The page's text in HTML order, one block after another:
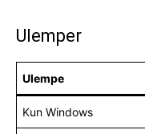
Ulemper
Ulempe
Kun Windows